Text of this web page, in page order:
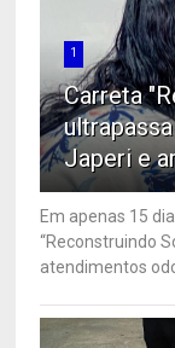
1
Carreta
Japeri e
Em apenas 15
“Reconstruindo
atendimentos